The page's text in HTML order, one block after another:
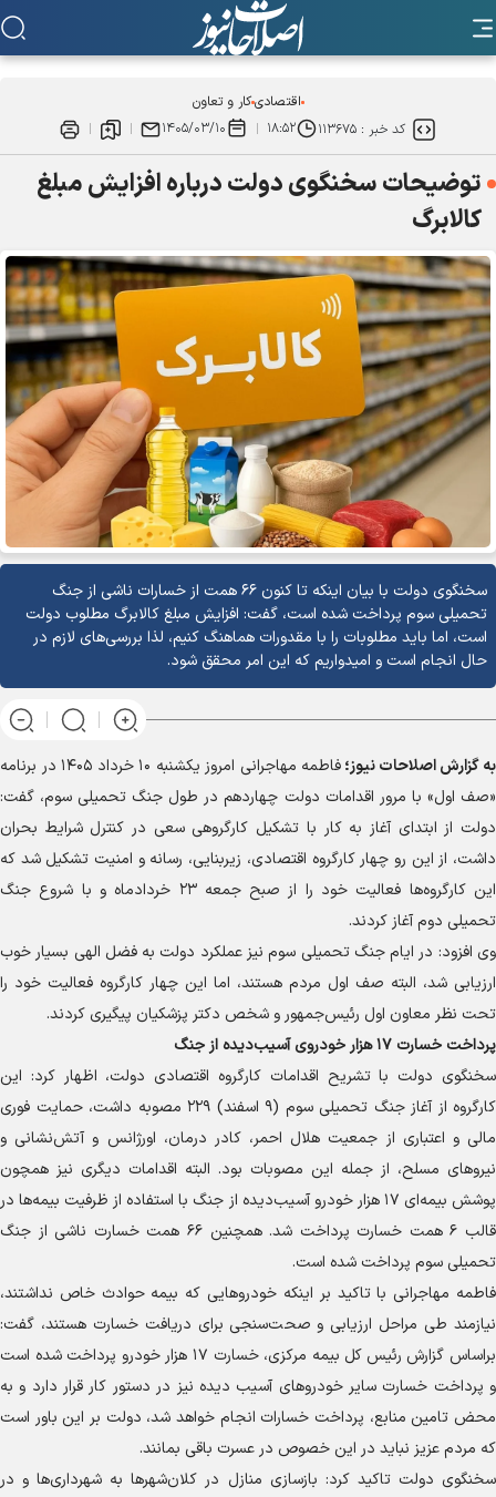
اقتصادیکار و تعاون
کد خبر :۱۱۳۶۷۵ ۱۸:۵۲ ۱۴۰۵/۰۳/۱۰
توضیحات سخنگوی دولت درباره افزایش مبلغ
کالابرگ
سخنگوی دولت با بیان اینکه تا کنون ۶۶ همت از خسارات ناشی از جنگ
تحمیلی سوم پرداخت شده است، گفت: افزایش مبلغ کالابرگ مطلوب دولت
است، اما باید مطلوبات را با مقدورات هماهنگ کنیم، لذا بررسی‌های لازم در
حال انجام است و امیدواریم که این امر محقق شود.
به گزارشاصلاحات نیوز؛
فاطمه مهاجرانی امروز یکشنبه ۱۰ خرداد ۱۴۰۵ در برنامه
«صف اول» با مرور اقدامات دولت چهاردهم در طول جنگ تحمیلی سوم، گفت:
دولت از ابتدای آغاز به کار با تشکیل کارگروهی سعی در کنترل شرایط بحران
داشت، از این رو چهار کارگروه اقتصادی، زیربنایی، رسانه و امنیت تشکیل شد که
این کارگروه‌ها فعالیت خود را از صبح جمعه ۲۳ خردادماه و با شروع جنگ
تحمیلی دوم آغاز کردند.
وی افزود: در ایام جنگ تحمیلی سوم نیز عملکرد دولت به فضل الهی بسیار خوب
ارزیابی شد، البته صف اول مردم هستند، اما این چهار کارگروه فعالیت خود را
تحت نظر معاون اول رئیس‌جمهور و شخص دکتر پزشکیان پیگیری کردند.
پرداخت خسارت ۱۷ هزار خودروی آسیب‌دیده از جنگ
سخنگوی دولت با تشریح اقدامات کارگروه اقتصادی دولت، اظهار کرد: این
کارگروه از آغاز جنگ تحمیلی سوم (۹ اسفند) ۲۲۹ مصوبه داشت، حمایت فوری
مالی و اعتباری از جمعیت هلال احمر، کادر درمان، اورژانس و آتش‌نشانی و
نیرو‌های مسلح، از جمله این مصوبات بود. البته اقدامات دیگری نیز همچون
پوشش بیمه‌ای ۱۷ هزار خودرو آسیب‌دیده از جنگ با استفاده از ظرفیت بیمه‌ها در
قالب ۶ همت خسارت پرداخت شد. همچنین ۶۶ همت خسارت ناشی از جنگ
تحمیلی سوم پرداخت شده است.
فاطمه مهاجرانی با تاکید بر اینکه خودرو‌هایی که بیمه حوادث خاص نداشتند،
نیازمند طی مراحل ارزیابی و صحت‌سنجی برای دریافت خسارت هستند، گفت:
براساس گزارش رئیس کل بیمه مرکزی، خسارت ۱۷ هزار خودرو پرداخت شده است
و پرداخت خسارت سایر خودرو‌های آسیب دیده نیز در دستور کار قرار دارد و به
محض تامین منابع، پرداخت خسارات انجام خواهد شد، دولت بر این باور است
که مردم عزیز نباید در این خصوص در عسرت باقی بمانند.
سخنگوی دولت تاکید کرد: بازسازی منازل در کلان‌شهر‌ها به شهرداری‌ها و در